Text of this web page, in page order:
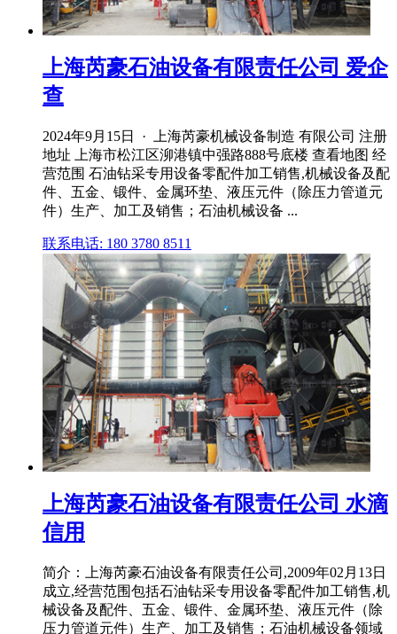
上海芮豪石油设备有限责任公司 爱企
查
2024年9月15日 · 上海芮豪机械设备制造 有限公司 注册
地址 上海市松江区泖港镇中强路888号底楼 查看地图 经
营范围 石油钻采专用设备零配件加工销售,机械设备及配
件、五金、锻件、金属环垫、液压元件（除压力管道元
件）生产、加工及销售；石油机械设备 ...
联系电话: 180 3780 8511
上海芮豪石油设备有限责任公司 水滴
信用
简介：上海芮豪石油设备有限责任公司,2009年02月13日
成立,经营范围包括石油钻采专用设备零配件加工销售,机
械设备及配件、五金、锻件、金属环垫、液压元件（除
压力管道元件）生产、加工及销售；石油机械设备领域